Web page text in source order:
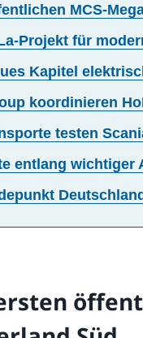
MCS-
Projekt für
Kapitel
koordinieren
testen
entlang